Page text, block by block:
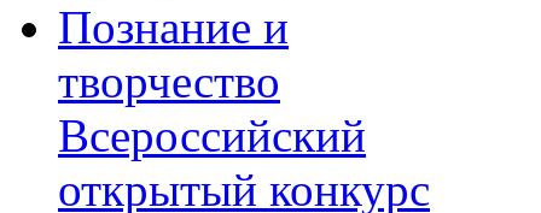
Познание и
творчество
Всероссийский
открытый конкурс